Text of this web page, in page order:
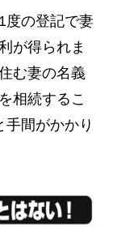
の登記で妻
が得られま
む妻の名義
相続するこ
手間がかかり